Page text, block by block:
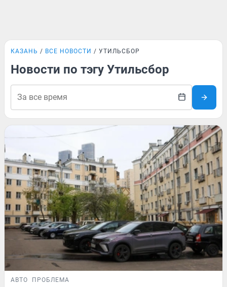
КАЗАНЬ ВСЕ НОВОСТИ УТИЛЬСБОР
Новости по тэгу Утильсбор
АВТО ПРОБЛЕМА